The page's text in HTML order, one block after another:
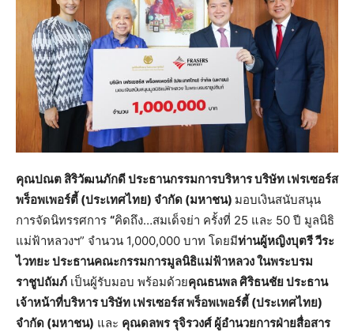
คุณปณต สิริวัฒนภักดี ประธานกรรมการบริหาร บริษัท เฟรเซอร์ส
พร็อพเพอร์ตี้ (ประเทศไทย) จำกัด (มหาชน) มอบเงินสนับสนุน
การจัดนิทรรศการ “คิดถึง…สมเด็จย่า ครั้งที่ 25 และ 50 ปี มูลนิธิ
แม่ฟ้าหลวงฯ” จำนวน 1,000,000 บาท โดยมีท่านผู้หญิงบุตรี วีระ
ไวทยะ ประธานคณะกรรมการมูลนิธิแม่ฟ้าหลวง ในพระบรม
ราชูปถัมภ์ เป็นผู้รับมอบ พร้อมด้วยคุณธนพล ศิริธนชัย ประธาน
เจ้าหน้าที่บริหาร บริษัท เฟรเซอร์ส พร็อพเพอร์ตี้ (ประเทศไทย)
จำกัด (มหาชน) และ คุณดลพร รุจิรวงศ์ ผู้อำนวยการฝ่ายสื่อสาร